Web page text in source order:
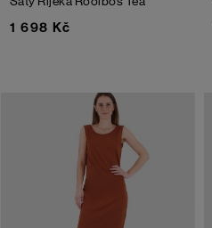
1 698 Kč